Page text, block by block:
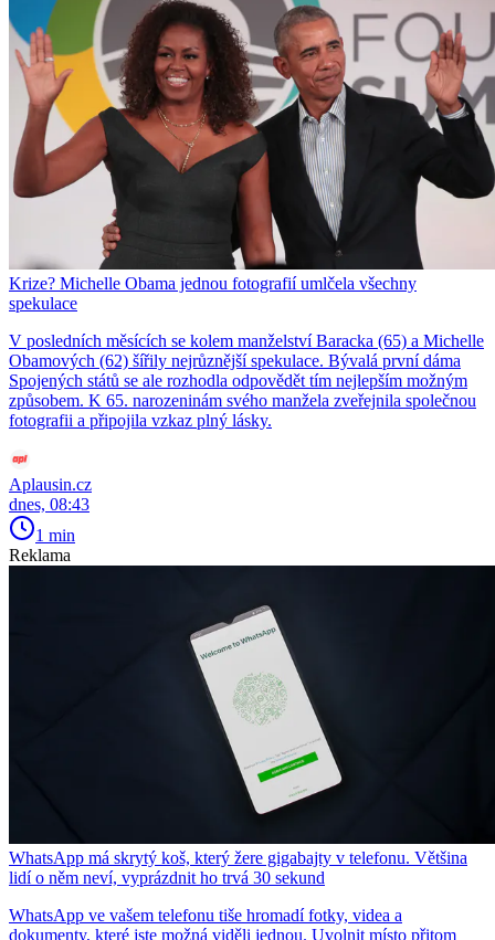
Krize? Michelle Obama jednou fotografií umlčela všechny
spekulace
V posledních měsících se kolem manželství Baracka (65) a Michelle
Obamových (62) šířily nejrůznější spekulace. Bývalá první dáma
Spojených států se ale rozhodla odpovědět tím nejlepším možným
způsobem. K 65. narozeninám svého manžela zveřejnila společnou
fotografii a připojila vzkaz plný lásky.
Aplausin.cz
dnes, 08:43
1 min
Reklama
WhatsApp má skrytý koš, který žere gigabajty v telefonu. Většina
lidí o něm neví, vyprázdnit ho trvá 30 sekund
WhatsApp ve vašem telefonu tiše hromadí fotky, videa a
dokumenty, které jste možná viděli jednou. Uvolnit místo přitom